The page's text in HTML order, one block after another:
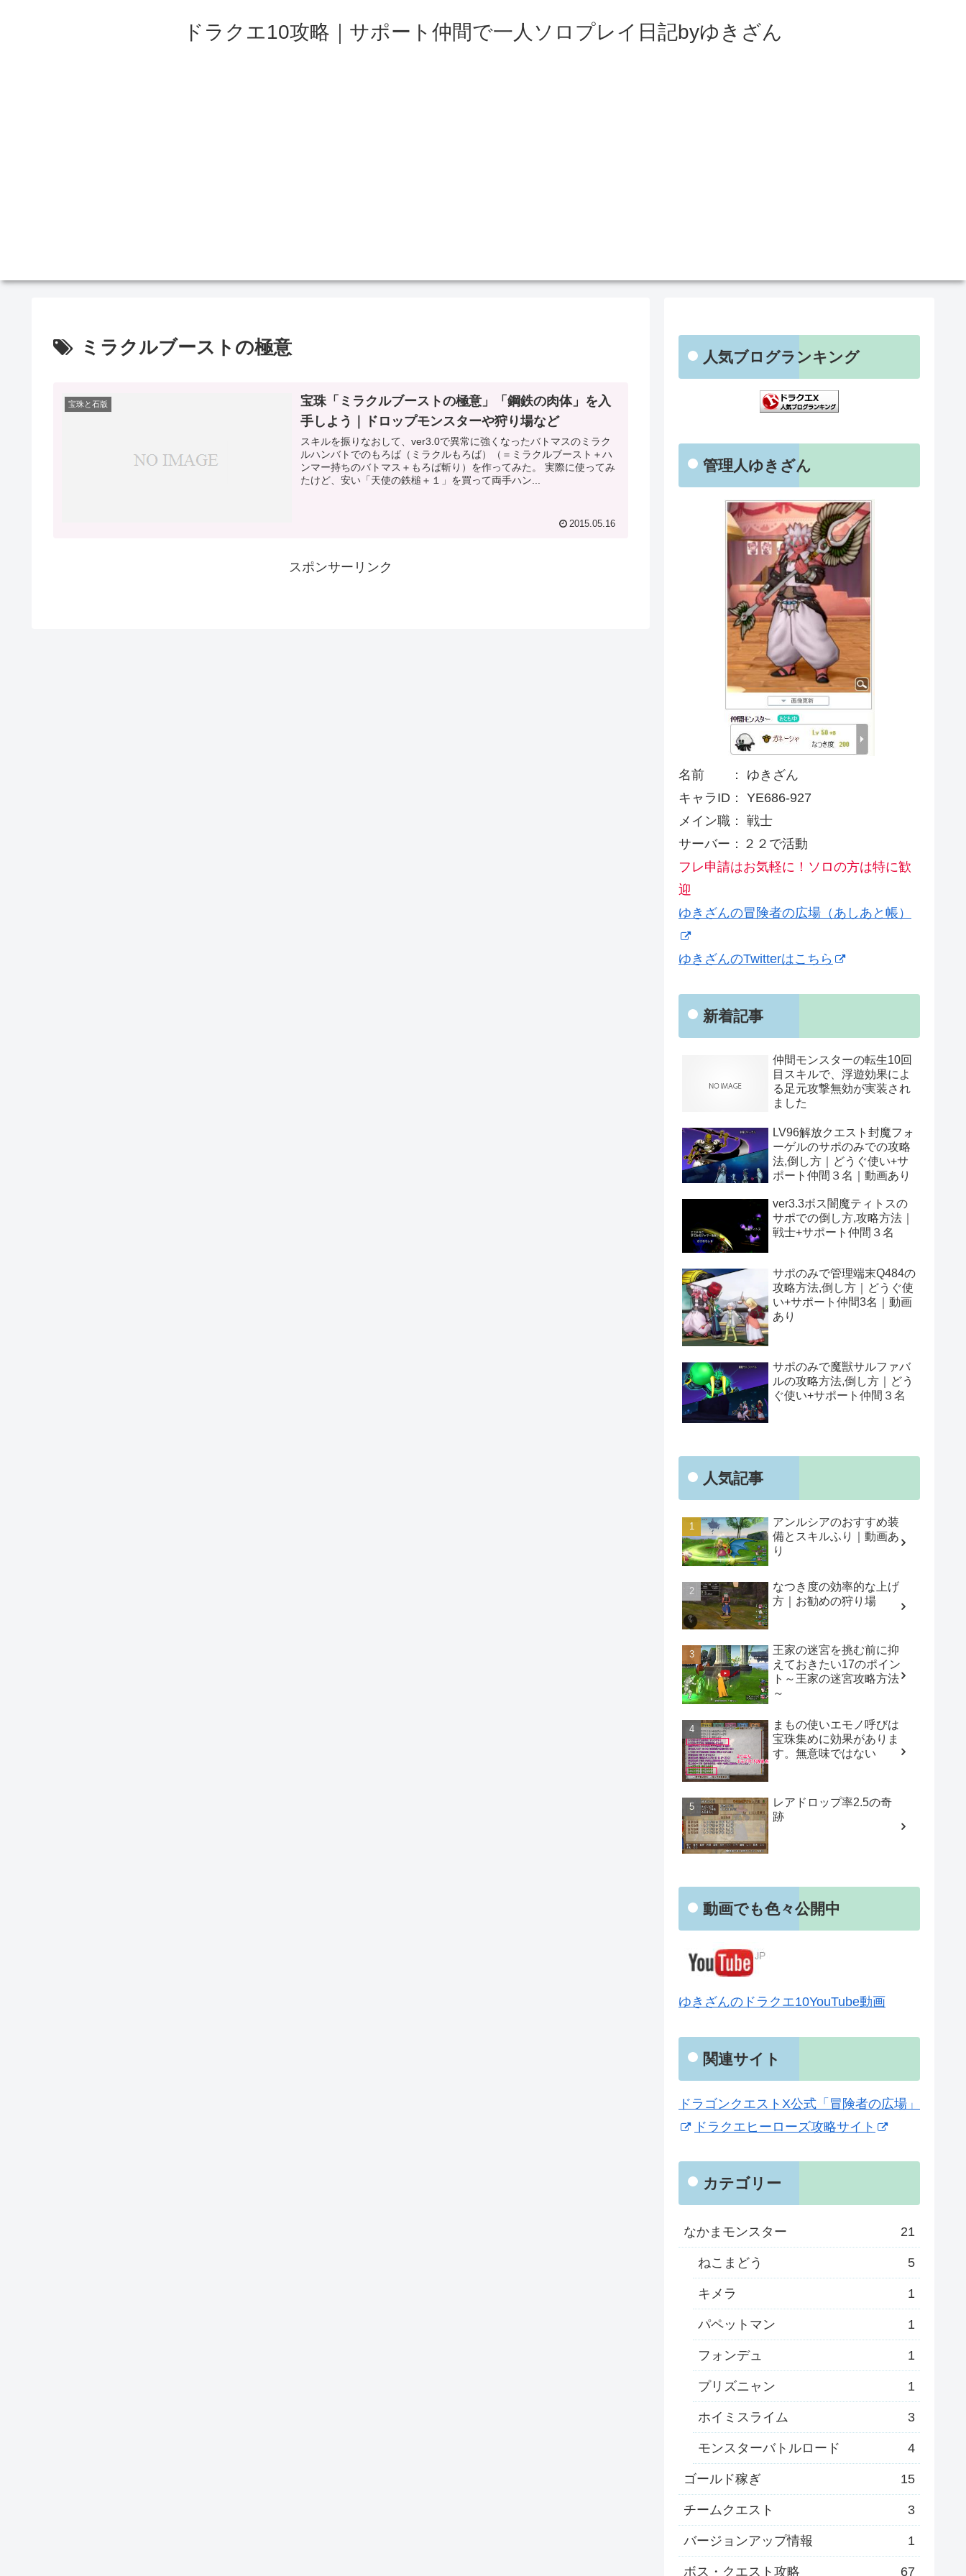
ドラクエ10攻略｜サポート仲間で一人ソロプレイ日記byゆきざん
ミラクルブーストの極意
宝珠と石版
宝珠「ミラクルブーストの極意」「鋼鉄の肉体」を入
手しよう｜ドロップモンスターや狩り場など
スキルを振りなおして、ver3.0で異常に強くなったバトマスのミラク
ルハンバトでのもろば（ミラクルもろば）（＝ミラクルブースト＋ハ
ンマー持ちのバトマス＋もろば斬り）を作ってみた。 実際に使ってみ
たけど、安い「天使の鉄槌＋１」を買って両手ハン...
2015.05.16
スポンサーリンク
人気ブログランキング
管理人ゆきざん
名前 ： ゆきざん
キャラID： YE686-927
メイン職： 戦士
サーバー：２２で活動
フレ申請はお気軽に！ソロの方は特に歓
迎
ゆきざんの冒険者の広場（あしあと帳）
ゆきざんのTwitterはこちら
新着記事
仲間モンスターの転生10回
目スキルで、浮遊効果によ
る足元攻撃無効が実装され
ました
LV96解放クエスト封魔フォ
ーゲルのサポのみでの攻略
法,倒し方｜どうぐ使い+サ
ポート仲間３名｜動画あり
ver3.3ボス闇魔ティトスの
サポでの倒し方,攻略方法｜
戦士+サポート仲間３名
サポのみで管理端末Q484の
攻略方法,倒し方｜どうぐ使
い+サポート仲間3名｜動画
あり
サポのみで魔獣サルファバ
ルの攻略方法,倒し方｜どう
ぐ使い+サポート仲間３名
人気記事
アンルシアのおすすめ装
備とスキルふり｜動画あ
り
なつき度の効率的な上げ
方｜お勧めの狩り場
王家の迷宮を挑む前に抑
えておきたい17のポイン
ト～王家の迷宮攻略方法
～
まもの使いエモノ呼びは
宝珠集めに効果がありま
す。無意味ではない
レアドロップ率2.5の奇
跡
動画でも色々公開中
ゆきざんのドラクエ10YouTube動画
関連サイト
ドラゴンクエストX公式「冒険者の広場」
ドラクエヒーローズ攻略サイト
カテゴリー
なかまモンスター 21
ねこまどう 5
キメラ 1
パペットマン 1
フォンデュ 1
プリズニャン 1
ホイミスライム 3
モンスターバトルロード 4
ゴールド稼ぎ 15
チームクエスト 3
バージョンアップ情報 1
ボス・クエスト攻略 67